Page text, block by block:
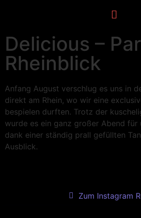
Delicious –
Rheinblick
Anfang August verschlug es uns in
direkt am Rhein, wo wir eine
bespielen durften. Trotz der
wurde es ein ganz großer Abend für
dank einer ständig prall gefüllten
Ausblick.
Zum Instagram